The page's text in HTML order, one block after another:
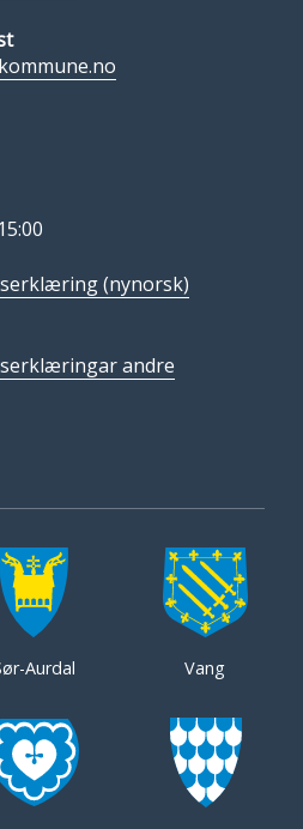
(nynorsk)
andre
Aurdal Vang